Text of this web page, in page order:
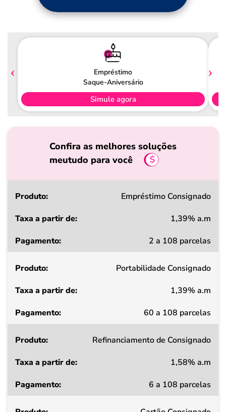
Empréstimo
Saque-Aniversário
Simule agora
Confira as melhores soluções
meutudo para você
Produto
a
de
Pagamento
Empréstimo Consignado
1,39% a.m
2 a 108 parcelas
Portabilidade Consignado
1,39% a.m
60 a 108 parcelas
Refinanciamento de Consignado
1,58% a.m
6 a 108 parcelas